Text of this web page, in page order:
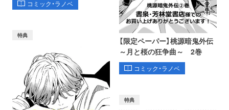
コミック・ラノベ
【限定ペーパー】桃源暗鬼外伝
～月と桜の狂争曲～ 2巻
コミック・ラノベ
特典
特典